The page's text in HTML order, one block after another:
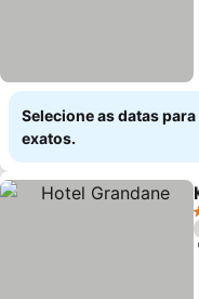
Selecione as datas
exatos.